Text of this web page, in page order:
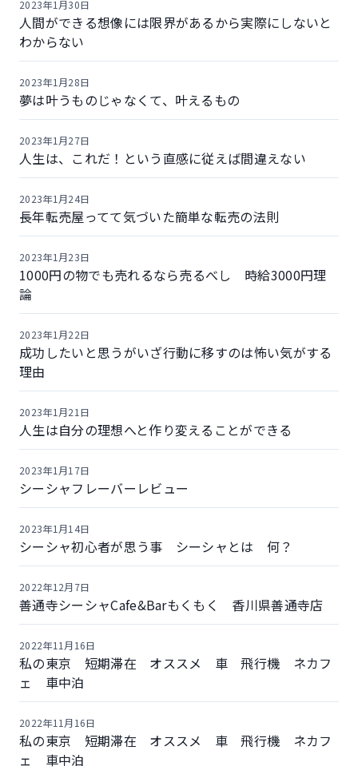
人間ができる想像には限界があるから実際にしないと
わからない
2023年1月30日
夢は叶うものじゃなくて、叶えるもの
2023年1月28日
人生は、これだ！という直感に従えば間違えない
2023年1月27日
長年転売屋ってて気づいた簡単な転売の法則
2023年1月24日
1000円の物でも売れるなら売るべし 時給3000円理
論
2023年1月23日
成功したいと思うがいざ行動に移すのは怖い気がする
理由
2023年1月22日
人生は自分の理想へと作り変えることができる
2023年1月21日
シーシャフレーバーレビュー
2023年1月17日
シーシャ初心者が思う事 シーシャとは 何？
2023年1月14日
善通寺シーシャCafe&Barもくもく 香川県善通寺店
2022年12月7日
私の東京 短期滞在 オススメ 車 飛行機 ネカフ
ェ 車中泊
2022年11月16日
私の東京 短期滞在 オススメ 車 飛行機 ネカフ
ェ 車中泊
2022年11月16日